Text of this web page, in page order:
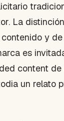
La
y
es
content de
un relato